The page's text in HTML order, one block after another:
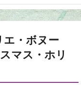
エ・ボヌー
マス・ホリ